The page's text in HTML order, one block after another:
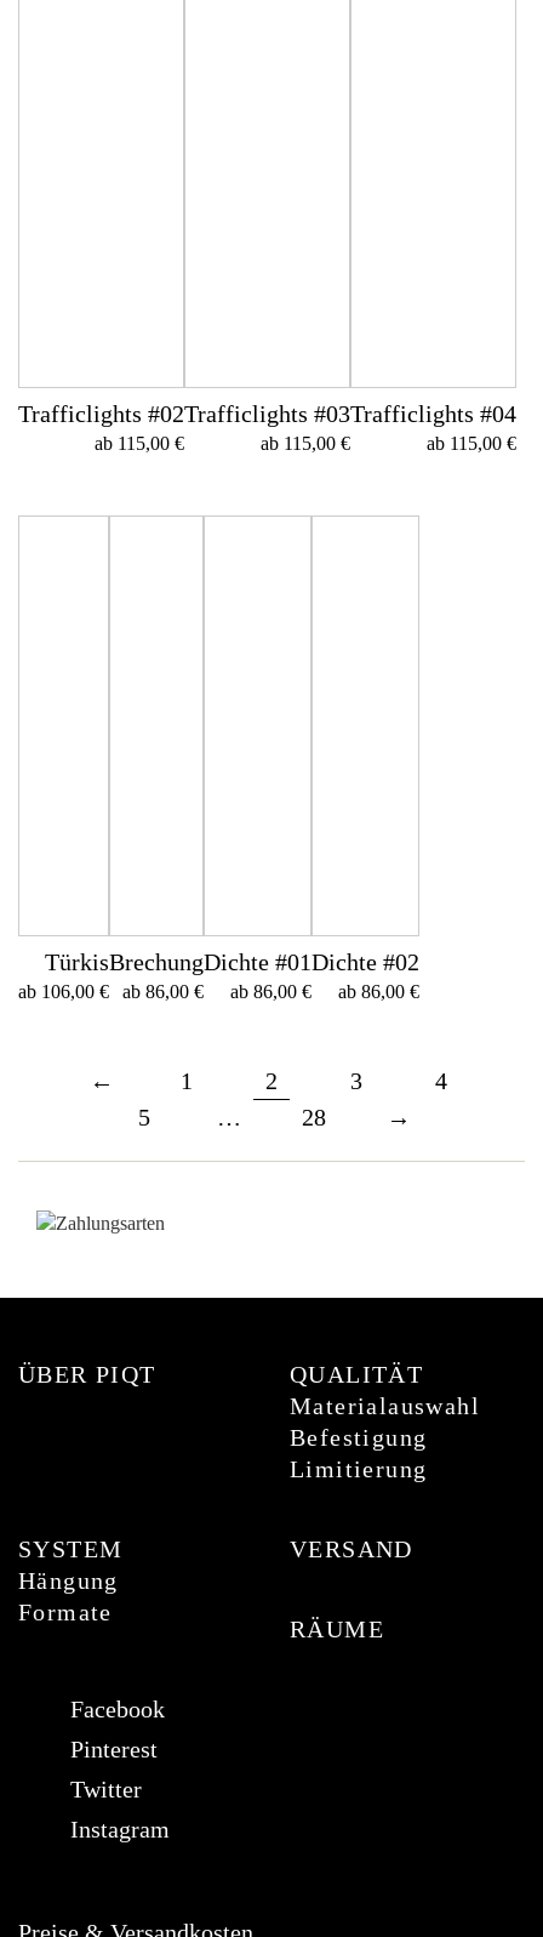
Trafficlights #02
ab 115,00 €
Trafficlights #03
ab 115,00 €
Trafficlights #04
ab 115,00 €
Türkis
ab 106,00 €
Brechung
ab 86,00 €
Dichte #01
ab 86,00 €
Dichte #02
ab 86,00 €
← 1 2 3
4
5
… 28 →
ÜBER PIQT
QUALITÄT
Materialauswahl
Befestigung
Limitierung
SYSTEM
Hängung
Formate
VERSAND
RÄUME
Facebook
Pinterest
Twitter
Instagram